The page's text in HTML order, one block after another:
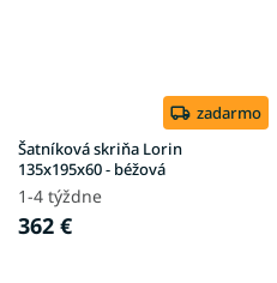
zadarmo
Šatníková skriňa Lorin
135x195x60 - béžová
1-4 týždne
362 €